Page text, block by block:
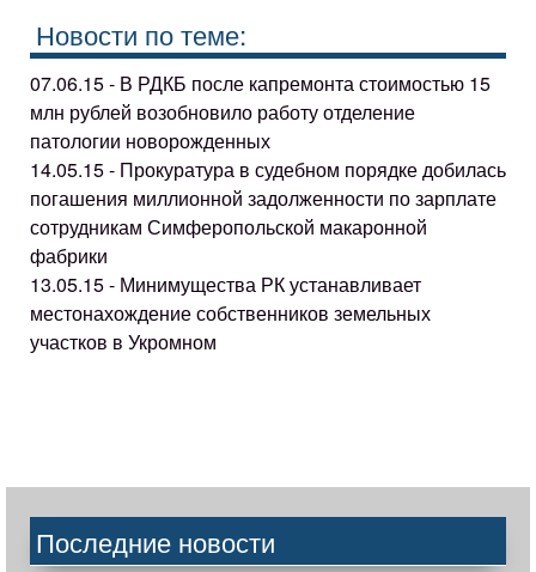
Новости по теме:
07.06.15 - В РДКБ после капремонта стоимостью 15
млн рублей возобновило работу отделение
патологии новорожденных
14.05.15 - Прокуратура в судебном порядке добилась
погашения миллионной задолженности по зарплате
сотрудникам Симферопольской макаронной
фабрики
13.05.15 - Минимущества РК устанавливает
местонахождение собственников земельных
участков в Укромном
Последние новости